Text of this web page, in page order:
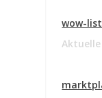
wow-
Aktuelle